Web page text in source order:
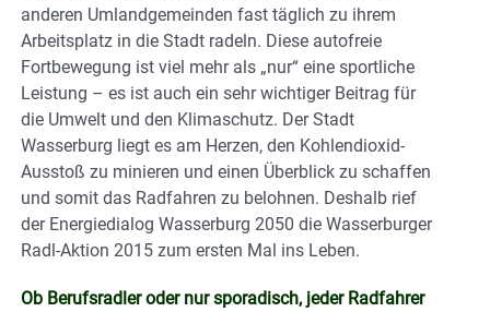
anderen Umlandgemeinden fast täglich zu ihrem
Arbeitsplatz in die Stadt radeln. Diese autofreie
Fortbewegung ist viel mehr als „nur“ eine sportliche
Leistung – es ist auch ein sehr wichtiger Beitrag für
die Umwelt und den Klimaschutz. Der Stadt
Wasserburg liegt es am Herzen, den Kohlendioxid-
Ausstoß zu minieren und einen Überblick zu schaffen
und somit das Radfahren zu belohnen. Deshalb rief
der Energiedialog Wasserburg 2050 die Wasserburger
Radl-Aktion 2015 zum ersten Mal ins Leben.
Ob Berufsradler oder nur sporadisch, jeder Radfahrer